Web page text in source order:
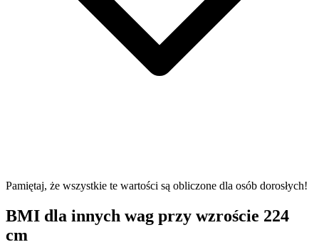
Pamiętaj, że wszystkie te wartości są obliczone dla osób dorosłych!
BMI dla innych wag przy wzroście 224
cm